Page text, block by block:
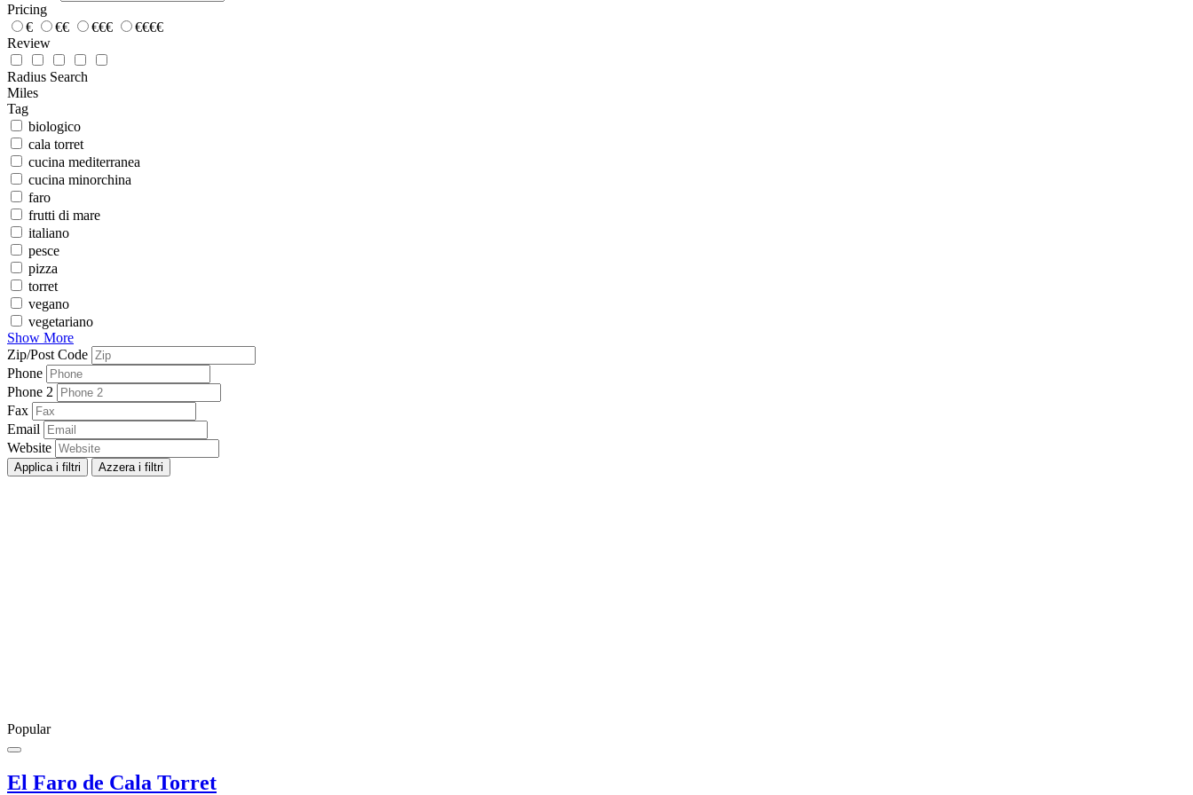
Pricing
€
€€ €€€
€€€€
Review
Radius Search
Miles
Tag
biologico
cala torret
cucina mediterranea
cucina minorchina
faro
frutti di mare
italiano
pesce
pizza
torret
vegano
vegetariano
Show More
Zip/Post Code
Phone
Phone 2
Fax
Email
Website
Applica i filtri Azzera i filtri
Popular
El Faro de Cala Torret